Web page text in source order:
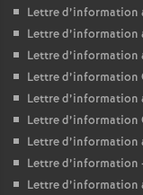
Lettre d’information
Lettre d’information
Lettre d’information
Lettre d’information
Lettre d’information
Lettre d’information
Lettre d’information
Lettre d’information
Lettre d’information